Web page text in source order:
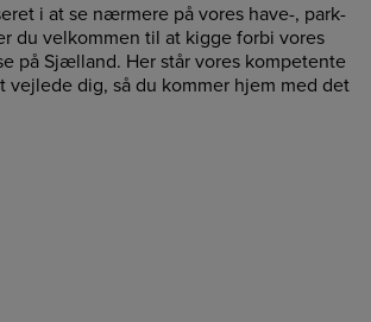
i at se nærmere på vores have-, park-
du velkommen til at kigge forbi vores
på Sjælland. Her står vores kompetente
vejlede dig, så du kommer hjem med det